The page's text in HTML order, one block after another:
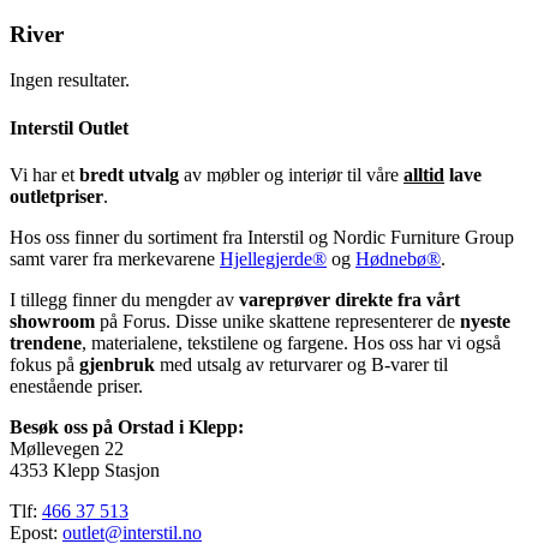
River
Ingen resultater.
Interstil Outlet
Vi har et bredt utvalg av møbler og interiør til våre alltid lave
outletpriser.
Hos oss finner du sortiment fra Interstil og Nordic Furniture Group
samt varer fra merkevarene Hjellegjerde® og Hødnebø®.
I tillegg finner du mengder av vareprøver direkte fra vårt
showroom på Forus. Disse unike skattene representerer de nyeste
trendene, materialene, tekstilene og fargene. Hos oss har vi også
fokus på gjenbruk med utsalg av returvarer og B-varer til
enestående priser.
Besøk oss på Orstad i Klepp:
Møllevegen 22
4353 Klepp Stasjon
Tlf: 466 37 513
Epost: outlet@interstil.no